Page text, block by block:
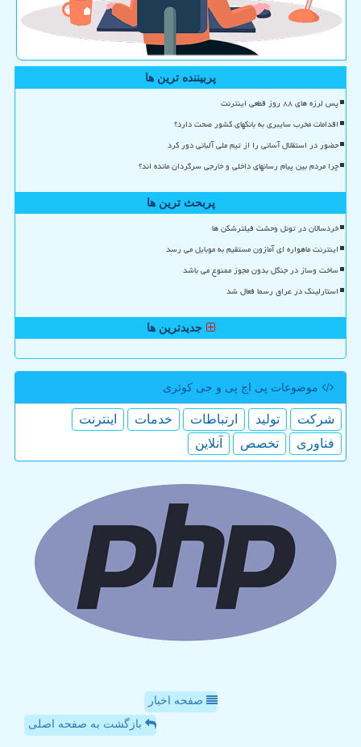
پربیننده ترین ها
پس لرزه های ۸۸ روز قطعی اینترنت
اقدامات مخرب سایبری به بانکهای کشور صحت دارد؟
حضور در استقلال آسانی را از تیم ملی آلبانی دور کرد
چرا مردم بین پیام رسانهای داخلی و خارجی سرگردان مانده اند؟
پربحث ترین ها
خردسالان در تونل وحشت فیلترشکن ها
اینترنت ماهواره ای آمازون مستقیم به موبایل می رسد
ساخت وساز در جنگل بدون مجوز ممنوع می باشد
استارلینک در عراق رسما فعال شد
جدیدترین ها
موضوعات پی اچ پی و جی كوئری
شركت تولید ارتباطات خدمات
اینترنت
فناوری
تخصص آنلاین
صفحه اخبار
بازگشت به صفحه اصلی